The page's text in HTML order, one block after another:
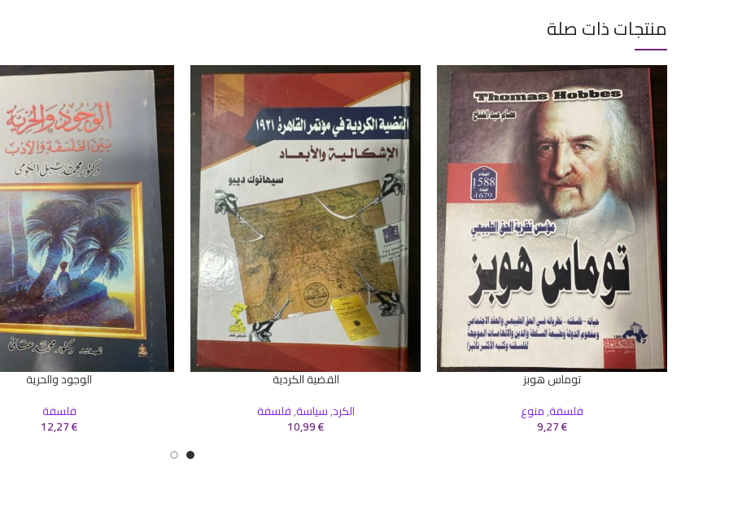
منتجات ذات صلة
توماس هوبز
فلسفة,منوع
9,27€
القضية الكردية
الكرد,سياسة,فلسفة
10,99€
الوجود والحرية
فلسفة
12,27€